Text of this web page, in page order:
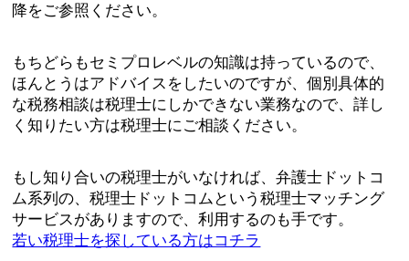
降をご参照ください。
もちどらもセミプロレベルの知識は持っているので、
ほんとうはアドバイスをしたいのですが、個別具体的
な税務相談は税理士にしかできない業務なので、詳し
く知りたい方は税理士にご相談ください。
もし知り合いの税理士がいなければ、弁護士ドットコ
ム系列の、税理士ドットコムという税理士マッチング
サービスがありますので、利用するのも手です。
若い税理士を探している方はコチラ